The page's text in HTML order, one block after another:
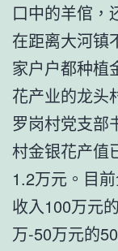
口中的羊倌，
在距离大河镇
家户户都种植
花产业的龙头
罗岗村党支部
村金银花产值
1.2万元。目
收入100万元
万-50万元的